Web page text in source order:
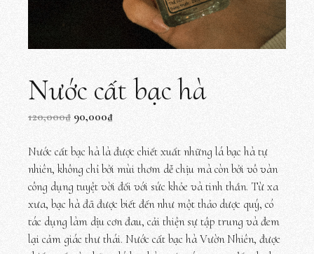
Nước cất bạc hà
120,000₫ Original
was:
120,000₫.
90,000₫Current
is:
90,000₫.
Nước cất bạc hà là được chiết xuất những lá bạc hà tự
nhiên, không chỉ bởi mùi thơm dễ chịu mà còn bởi vô vàn
công dụng tuyệt vời đối với sức khỏe và tinh thần. Từ xa
xưa, bạc hà đã được biết đến như một thảo dược quý, có
tác dụng làm dịu cơn đau, cải thiện sự tập trung và đem
lại cảm giác thư thái. Nước cất bạc hà Vườn Nhiên, được